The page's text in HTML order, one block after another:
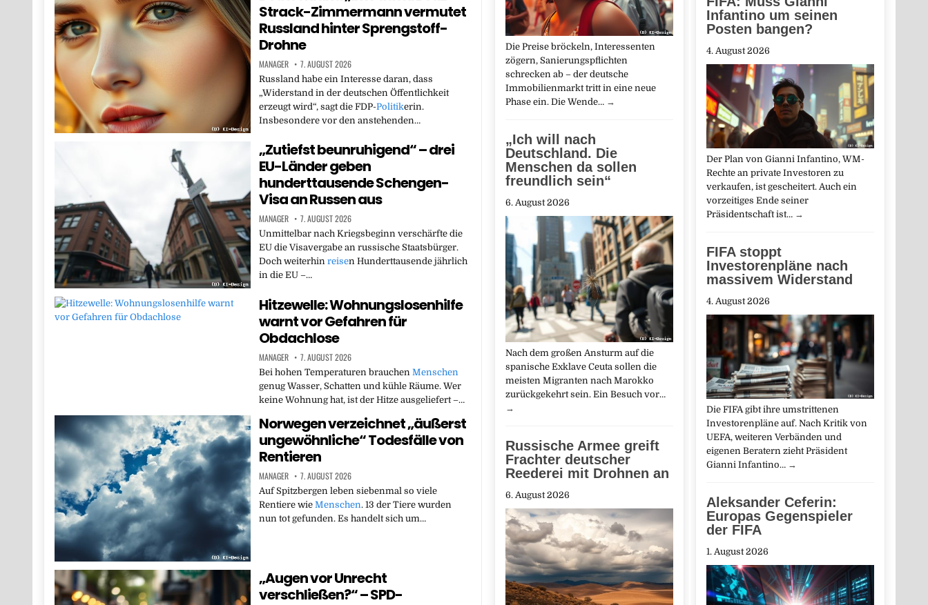
Strack-Zimmermann vermutet
Russland hinter Sprengstoff-
Drohne
MANAGER 7. AUGUST 2026
Russland habe ein Interesse daran, dass
„Widerstand in der deutschen Öffentlichkeit
erzeugt wird“, sagt die FDP-Politikerin.
Insbesondere vor den anstehenden…
„Zutiefst beunruhigend“ – drei
EU-Länder geben
hunderttausende Schengen-
Visa an Russen aus
MANAGER 7. AUGUST 2026
Unmittelbar nach Kriegsbeginn verschärfte die
EU die Visavergabe an russische Staatsbürger.
Doch weiterhin reisen Hunderttausende jährlich
in die EU –…
Hitzewelle: Wohnungslosenhilfe
warnt vor Gefahren für
Obdachlose
MANAGER 7. AUGUST 2026
Bei hohen Temperaturen brauchen Menschen
genug Wasser, Schatten und kühle Räume. Wer
keine Wohnung hat, ist der Hitze ausgeliefert –…
Norwegen verzeichnet „äußerst
ungewöhnliche“ Todesfälle von
Rentieren
MANAGER 7. AUGUST 2026
Auf Spitzbergen leben siebenmal so viele
Rentiere wie Menschen. 13 der Tiere wurden
nun tot gefunden. Es handelt sich um…
„Augen vor Unrecht
verschließen?“ – SPD-
Infantino um seinen
Posten bangen?
4. August 2026
Der Plan von Gianni Infantino, WM-
Rechte an private Investoren zu
verkaufen, ist gescheitert. Auch ein
vorzeitiges Ende seiner
Präsidentschaft ist… →
FIFA stoppt
Investorenpläne nach
massivem Widerstand
4. August 2026
Die FIFA gibt ihre umstrittenen
Investorenpläne auf. Nach Kritik von
UEFA, weiteren Verbänden und
eigenen Beratern zieht Präsident
Gianni Infantino… →
Aleksander Ceferin:
Europas Gegenspieler
der FIFA
1. August 2026
Die Preise bröckeln, Interessenten
zögern, Sanierungspflichten
schrecken ab – der deutsche
Immobilienmarkt tritt in eine neue
Phase ein. Die Wende… →
„Ich will nach
Deutschland. Die
Menschen da sollen
freundlich sein“
6. August 2026
Nach dem großen Ansturm auf die
spanische Exklave Ceuta sollen die
meisten Migranten nach Marokko
zurückgekehrt sein. Ein Besuch vor…
→
Russische Armee greift
Frachter deutscher
Reederei mit Drohnen an
6. August 2026